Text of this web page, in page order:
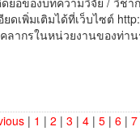
ยดเพิ่มเติมได้ที่เว็บไซต์
ลากรในหน่วยงานของท่า
| 1 | 2 | 3 | 4 | 5 | 6 | 7